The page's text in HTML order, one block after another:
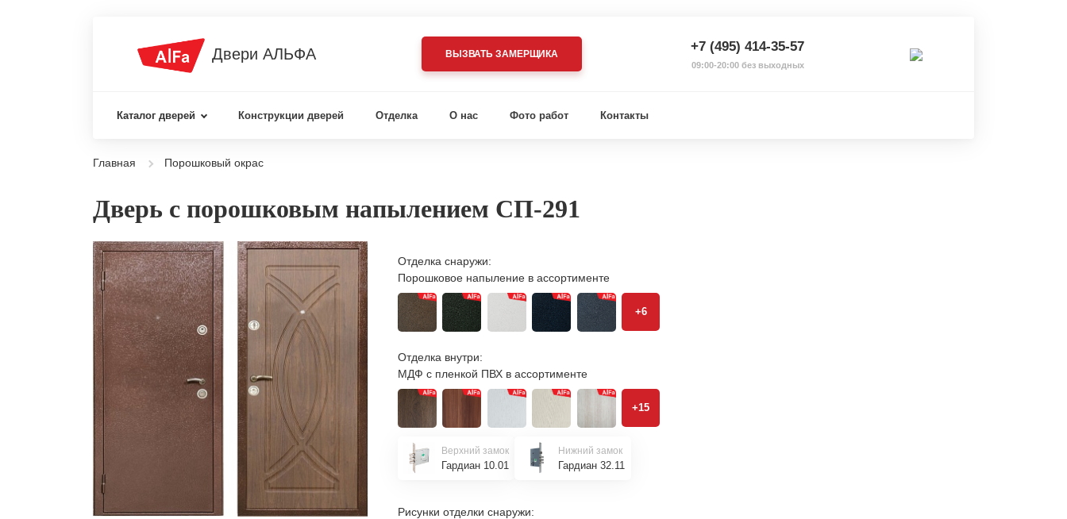
Двери АЛЬФА ВЫЗВАТЬ ЗАМЕРЩИКА +7 (495) 414-35-57
09:00-20:00 без выходных
Каталог дверей Конструкции дверей Отделка О нас Фото работ Контакты
Главная Порошковый окрас
Дверь с порошковым напылением СП-291
Отделка снаружи:
Порошковое напыление в ассортименте
+6
Отделка внутри:
МДФ с пленкой ПВХ в ассортименте
+15
Верхний замок
Гардиан 10.01
Нижний замок
Гардиан 32.11
Рисунки отделки снаружи: